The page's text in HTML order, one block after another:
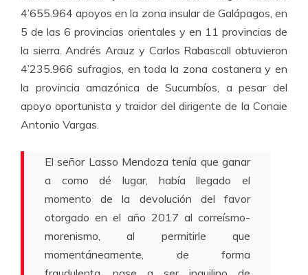
4’655.964 apoyos en la zona insular de Galápagos, en
5 de las 6 provincias orientales y en 11 provincias de
la sierra. Andrés Arauz y Carlos Rabascall obtuvieron
4’235.966 sufragios, en toda la zona costanera y en
la provincia amazónica de Sucumbíos, a pesar del
apoyo oportunista y traidor del dirigente de la Conaie
Antonio Vargas.
El señor Lasso Mendoza tenía que ganar
a como dé lugar, había llegado el
momento de la devolución del favor
otorgado en el año 2017 al correísmo-
morenismo, al permitirle que
momentáneamente, de forma